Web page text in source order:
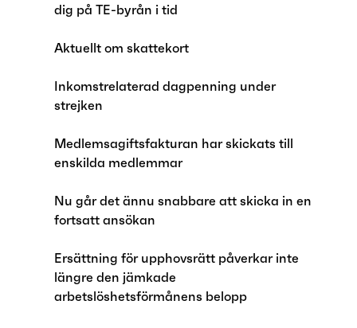
dig på TE-byrån i tid
Aktuellt om skattekort
Inkomstrelaterad dagpenning under
strejken
Medlemsagiftsfakturan har skickats till
enskilda medlemmar
Nu går det ännu snabbare att skicka in en
fortsatt ansökan
Ersättning för upphovsrätt påverkar inte
längre den jämkade
arbetslöshetsförmånens belopp